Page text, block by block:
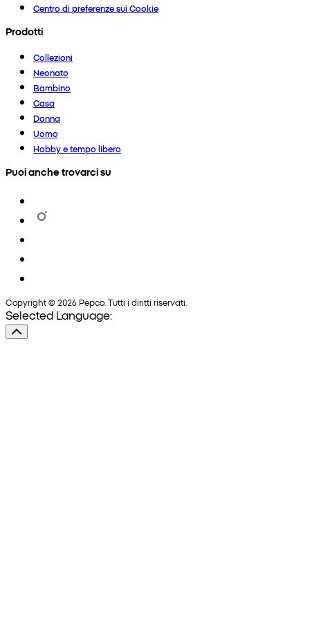
Centro di preferenze sui Cookie
Prodotti
Collezioni
Neonato
Bambino
Casa
Donna
Uomo
Hobby e tempo libero
Puoi anche trovarci su
Copyright © 2026 Pepco. Tutti i diritti riservati.
Selected Language: